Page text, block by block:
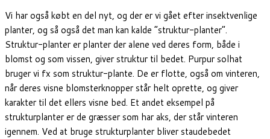
Vi har også købt en del nyt, og der er vi gået efter insektvenlige
planter, og så også det man kan kalde “struktur-planter”.
Struktur-planter er planter der alene ved deres form, både i
blomst og som vissen, giver struktur til bedet. Purpur solhat
bruger vi fx som struktur-plante. De er flotte, også om vinteren,
når deres visne blomsterknopper står helt oprette, og giver
karakter til det ellers visne bed. Et andet eksempel på
strukturplanter er de græsser som har aks, der står vinteren
igennem. Ved at bruge strukturplanter bliver staudebedet